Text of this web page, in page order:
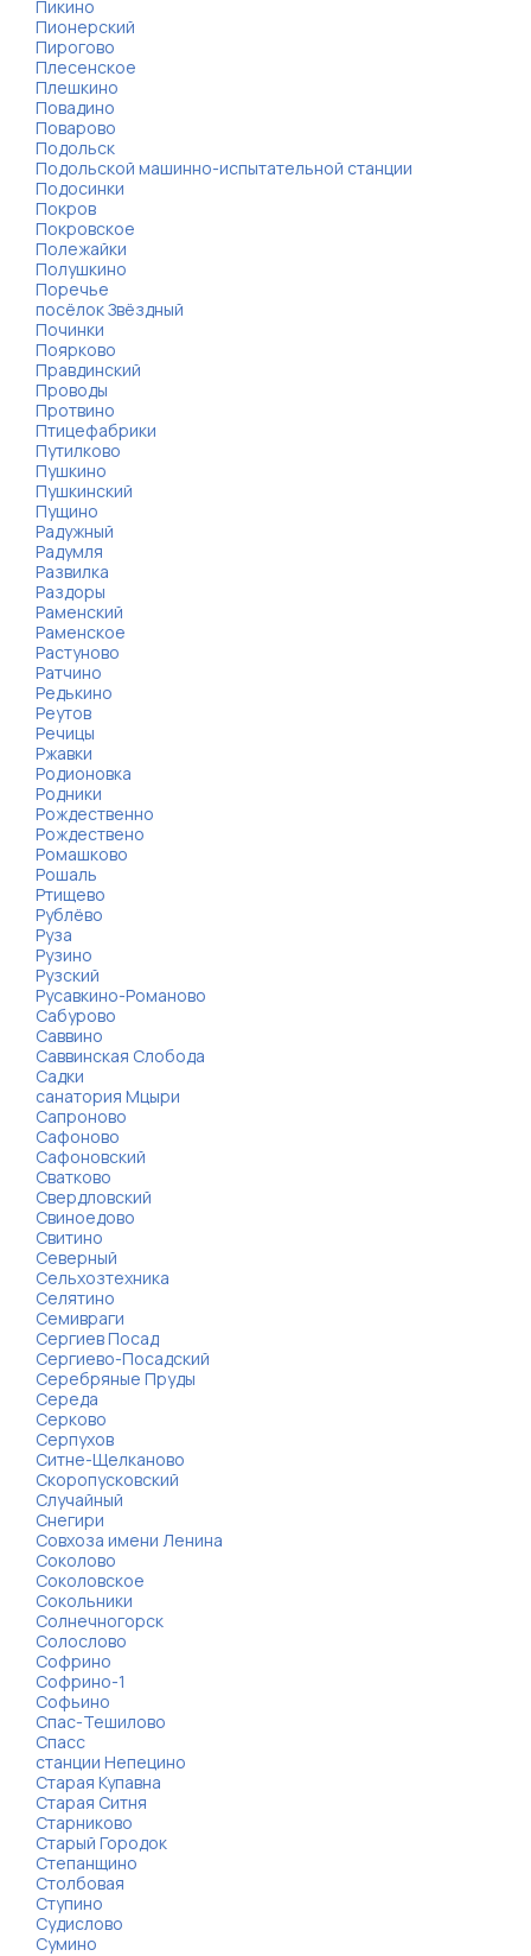
Пикино
Пионерский
Пирогово
Плесенское
Плешкино
Повадино
Поварово
Подольск
Подольской машинно-испытательной станции
Подосинки
Покров
Покровское
Полежайки
Полушкино
Поречье
посёлок Звёздный
Починки
Поярково
Правдинский
Проводы
Протвино
Птицефабрики
Путилково
Пушкино
Пушкинский
Пущино
Радужный
Радумля
Развилка
Раздоры
Раменский
Раменское
Растуново
Ратчино
Редькино
Реутов
Речицы
Ржавки
Родионовка
Родники
Рождественно
Рождествено
Ромашково
Рошаль
Ртищево
Рублёво
Руза
Рузино
Рузский
Русавкино-Романово
Сабурово
Саввино
Саввинская Слобода
Садки
санатория Мцыри
Сапроново
Сафоново
Сафоновский
Сватково
Свердловский
Свиноедово
Свитино
Северный
Сельхозтехника
Селятино
Семивраги
Сергиев Посад
Сергиево-Посадский
Серебряные Пруды
Середа
Серково
Серпухов
Ситне-Щелканово
Скоропусковский
Случайный
Снегири
Совхоза имени Ленина
Соколово
Соколовское
Сокольники
Солнечногорск
Солослово
Софрино
Софрино-1
Софьино
Спас-Тешилово
Спасс
станции Непецино
Старая Купавна
Старая Ситня
Старниково
Старый Городок
Степанщино
Столбовая
Ступино
Судислово
Сумино